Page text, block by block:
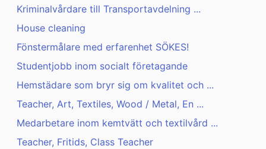
Kriminalvårdare till Transportavdelning ...
House cleaning
Fönstermålare med erfarenhet SÖKES!
Studentjobb inom socialt företagande
Hemstädare som bryr sig om kvalitet och ...
Teacher, Art, Textiles, Wood / Metal, En ...
Medarbetare inom kemtvätt och textilvård ...
Teacher, Fritids, Class Teacher